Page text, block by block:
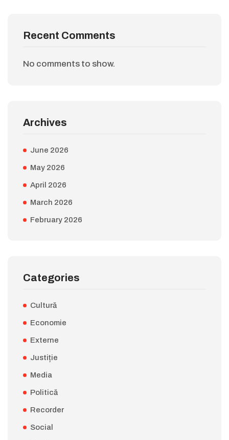
Recent Comments
No comments to show.
Archives
June 2026
May 2026
April 2026
March 2026
February 2026
Categories
Cultură
Economie
Externe
Justiție
Media
Politică
Recorder
Social